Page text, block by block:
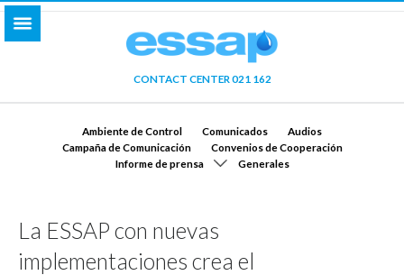
CONTACT CENTER 021 162
Ambiente de Control Comunicados
Audios
Campaña de Comunicación
Convenios de Cooperación
Informe de prensa
Generales
La ESSAP con nuevas
implementaciones crea el